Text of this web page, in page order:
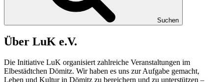
Suchen
Über LuK e.V.
Die Initiative LuK organisiert zahlreiche Veranstaltungen im
Elbestädtchen Dömitz. Wir haben es uns zur Aufgabe gemacht,
Leben und Kultur in Dömitz zu bereichern und zu unterstützen –